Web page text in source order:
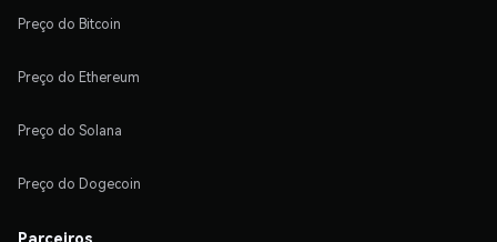
Preço do Bitcoin
Preço do Ethereum
Preço do Solana
Preço do Dogecoin
Parceiros